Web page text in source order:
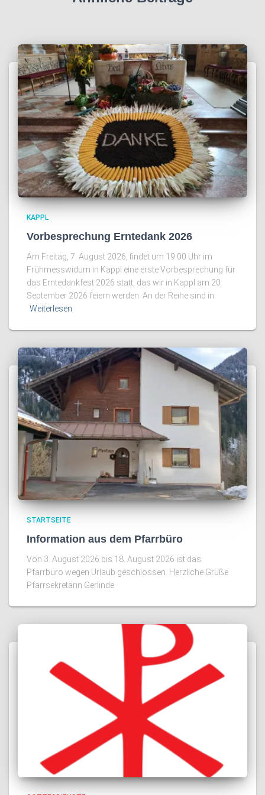
KAPPL
Vorbesprechung Erntedank 2026
Am Freitag, 7. August 2026, findet um 19:00 Uhr im
Frühmesswidum in Kappl eine erste Vorbesprechung für
das Erntedankfest 2026 statt, das wir in Kappl am 20.
September 2026 feiern werden. An der Reihe sind in
Weiterlesen
STARTSEITE
Information aus dem Pfarrbüro
Von 3. August 2026 bis 18. August 2026 ist das
Pfarrbüro wegen Urlaub geschlossen. Herzliche Grüße
Pfarrsekretärin Gerlinde